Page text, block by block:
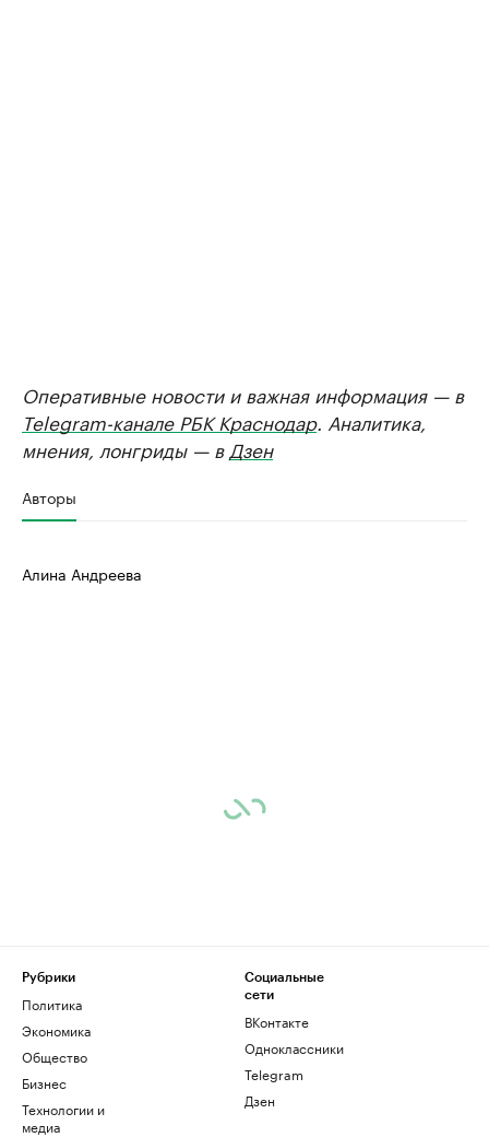
Оперативные новости и важная информация — в
Telegram-канале РБК Краснодар. Аналитика,
мнения, лонгриды — в Дзен
Авторы
Алина Андреева
Рубрики
Политика
Экономика
Общество
Бизнес
Технологии и
медиа
Социальные
сети
ВКонтакте
Одноклассники
Telegram
Дзен